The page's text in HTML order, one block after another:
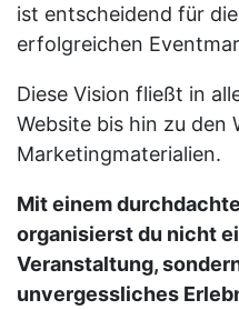
ist entscheidend für
erfolgreichen
Diese Vision fließt in
Website bis hin zu den
Marketingmaterialien.
Mit einem
organisierst du nicht
Veranstaltung,
unvergessliches